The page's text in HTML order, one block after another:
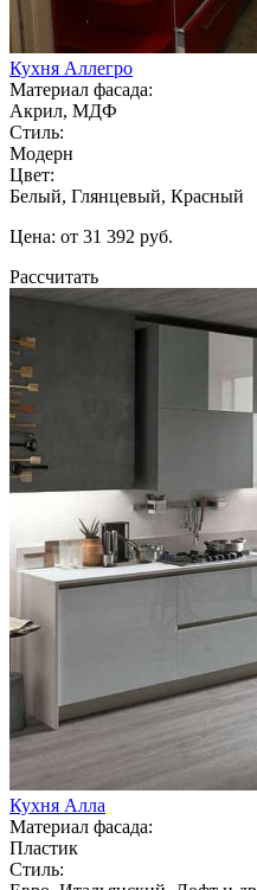
Кухня Аллегро
Материал фасада:
Акрил, МДФ
Стиль:
Модерн
Цвет:
Белый, Глянцевый, Красный
Цена: от 31 392 руб.
Рассчитать
Кухня Алла
Материал фасада:
Пластик
Стиль: